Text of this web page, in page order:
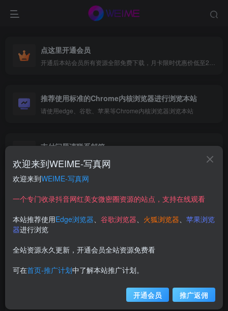
点这里开通会员
推荐使用标准的Chrome内核浏览器进行浏览本站
请使用edge、谷歌、苹果等Chrome内核浏览器浏览本站
支付问题请联系邮箱
遇到支付问题请联系网页底部邮箱或者微信支付留言
weime
在线观看《风之领域》最新一期0226，视觉盛宴不容错
过！本集独家呈现48张高清美图，每一帧都是对风与自然之
美的极致捕捉。跟随主角的脚步，穿梭于变幻莫测的风之领
欢迎来到WEIME-写真网
欢迎来到WEIME-写真网
一个专门收录抖音网红美女微密圈资源的站点，支持在线观看
本站推荐使用Edge浏览器、 谷歌浏览器、 火狐浏览器、 苹果浏览
器进行浏览
全站资源永久更新，开通会员全站资源免费看
可在首页-推广计划中了解本站推广计划。
开通会员 推广返佣